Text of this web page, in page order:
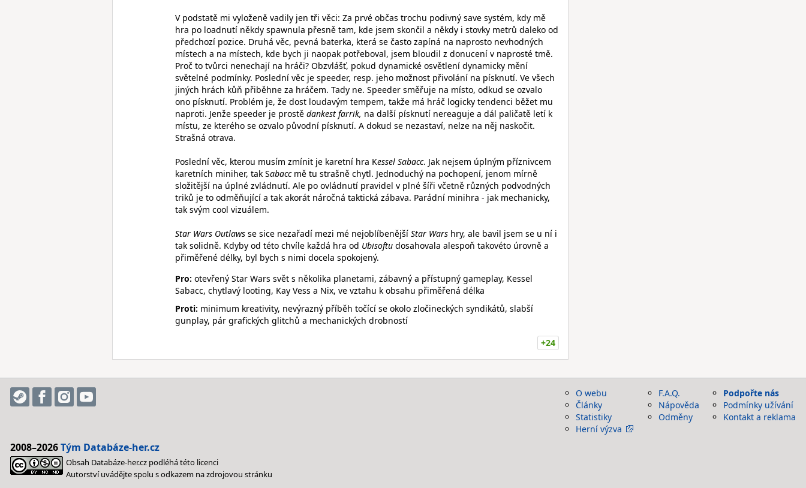
V podstatě mi vyloženě vadily jen tři věci: Za prvé občas trochu podivný save systém, kdy mě
hra po loadnutí někdy spawnula přesně tam, kde jsem skončil a někdy i stovky metrů daleko od
předchozí pozice. Druhá věc, pevná baterka, která se často zapíná na naprosto nevhodných
místech a na místech, kde bych ji naopak potřeboval, jsem bloudil z donucení v naprosté tmě.
Proč to tvůrci nenechají na hráči? Obzvlášť, pokud dynamické osvětlení dynamicky mění
světelné podmínky. Poslední věc je speeder, resp. jeho možnost přivolání na písknutí. Ve všech
jiných hrách kůň přiběhne za hráčem. Tady ne. Speeder směřuje na místo, odkud se ozvalo
ono písknutí. Problém je, že dost loudavým tempem, takže má hráč logicky tendenci běžet mu
naproti. Jenže speeder je prostě dankest farrik, na další písknutí nereaguje a dál paličatě letí k
místu, ze kterého se ozvalo původní písknutí. A dokud se nezastaví, nelze na něj naskočit.
Strašná otrava.
Poslední věc, kterou musím zmínit je karetní hra Kessel Sabacc. Jak nejsem úplným příznivcem
karetních miniher, tak Sabaccmě tu strašně chytl. Jednoduchý na pochopení, jenom mírně
složitější na úplné zvládnutí. Ale po ovládnutí pravidel v plné šíři včetně různých podvodných
triků je to odměňující a tak akorát náročná taktická zábava. Parádní minihra - jak mechanicky,
tak svým cool vizuálem.
Star Wars Outlaws se sice nezařadí mezi mé nejoblíbenější Star Wars hry, ale bavil jsem se u ní i
tak solidně. Kdyby od této chvíle každá hra od Ubisoftu dosahovala alespoň takovéto úrovně a
přiměřené délky, byl bych s nimi docela spokojený.
Pro: otevřený Star Wars svět s několika planetami, zábavný a přístupný gameplay, Kessel
Sabacc, chytlavý looting, Kay Vess a Nix, ve vztahu k obsahu přiměřená délka
Proti: minimum kreativity, nevýrazný příběh točící se okolo zločineckých syndikátů, slabší
gunplay, pár grafických glitchů a mechanických drobností
+24
O webu
Články
Statistiky
Herní výzva
F.A.Q.
Nápověda
Odměny
Podpořte nás
Podmínky užívání
Kontakt a reklama
2008–2026Tým Databáze-her.cz
Obsah Databáze-her.cz podléhá této licenci
Autorství uvádějte spolu s odkazem na zdrojovou stránku